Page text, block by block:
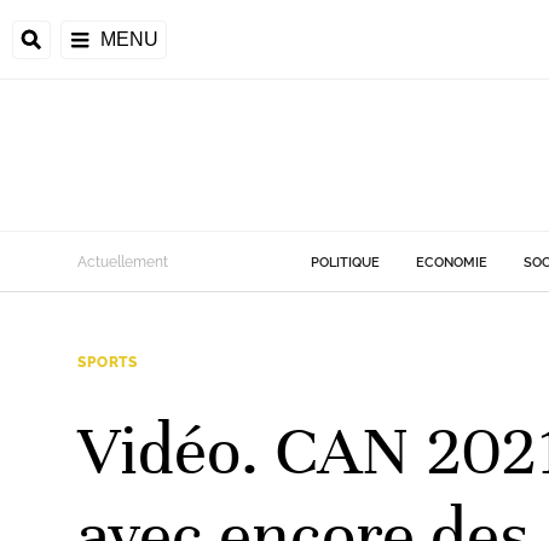
MENU
Actuellement POLITIQUE ECONOMIE
SPORTS
Vidéo. CAN